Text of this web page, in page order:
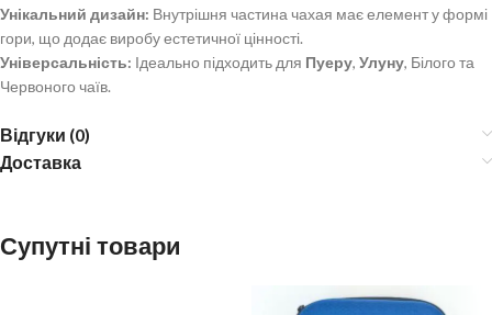
Унікальний дизайн: Внутрішня частина чахая має елемент у формі
гори, що додає виробу естетичної цінності.
Універсальність: Ідеально підходить для Пуеру, Улуну, Білого та
Червоного чаїв.
Відгуки (0)
Доставка
Супутні товари